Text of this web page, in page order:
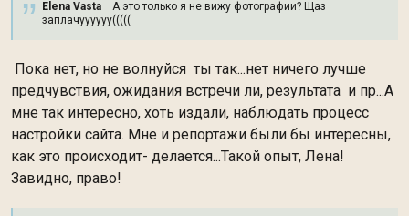
Elena Vasta А это только я не вижу фотографии? Щаз
заплачуууууу(((((
Пока нет, но не волнуйся ты так...нет ничего лучше
предчувствия, ожидания встречи ли, результата и пр...А
мне так интересно, хоть издали, наблюдать процесс
настройки сайта. Мне и репортажи были бы интересны,
как это происходит- делается...Такой опыт, Лена!
Завидно, право!